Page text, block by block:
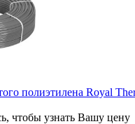
полиэтилена Royal
чтобы узнать Вашу цену